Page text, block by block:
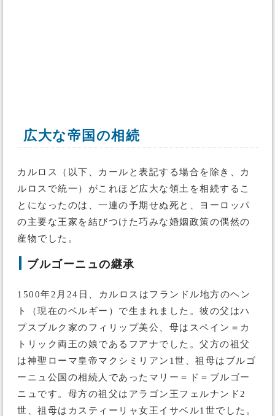
広大な帝国の相続
カルロス（以下、カールと表記する場合を除き、カ
ルロスで統一）がこれほど広大な領土を相続するこ
とになったのは、一連の予期せぬ死と、ヨーロッパ
の主要な王家を結びつけた巧みな婚姻政策の偶然の
産物でした。
ブルゴーニュの継承
1500年2月24日、カルロスはフランドル地方のヘン
ト（現在のベルギー）で生まれました。彼の父はハ
プスブルク家のフィリップ美公、母はスペイン＝カ
トリック両王の娘であるフアナでした。父方の祖父
は神聖ローマ皇帝マクシミリアン1世、祖母はブルゴ
ーニュ公国の相続人であったマリー＝ド＝ブルゴー
ニュです。母方の祖父はアラゴン王フェルナンド2
世、祖母はカスティーリャ女王イサベル1世でした。